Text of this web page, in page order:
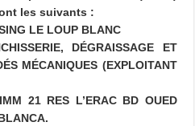
les suivants :
LE LOUP BLANC
DÉGRAISSAGE ET
MÉCANIQUES (EXPLOITANT
21 RES L’ERAC BD OUED